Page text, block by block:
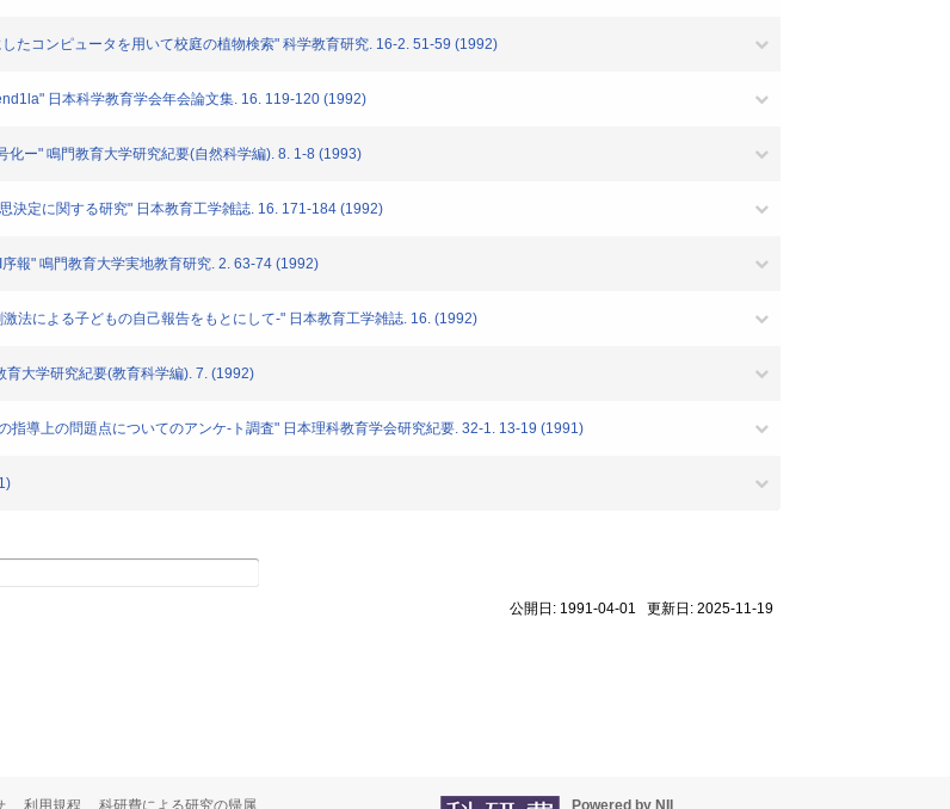
たコンピュータを用いて校庭の植物検索" 科学教育研究. 16-2. 51-59 (1992)
日本科学教育学会年会論文集. 16. 119-120 (1992)
化ー" 鳴門教育大学研究紀要(自然科学編). 8. 1-8 (1993)
決定に関する研究" 日本教育工学雑誌. 16. 171-184 (1992)
報" 鳴門教育大学実地教育研究. 2. 63-74 (1992)
法による子どもの自己報告をもとにして-" 日本教育工学雑誌. 16. (1992)
育大学研究紀要(教育科学編). 7. (1992)
指導上の問題点についてのアンケ-ト調査" 日本理科教育学会研究紀要. 32-1. 13-19 (1991)
公開日: 1991-04-01 更新日: 2025-11-19
利用規程 科研費による研究の帰属 Powered by NII